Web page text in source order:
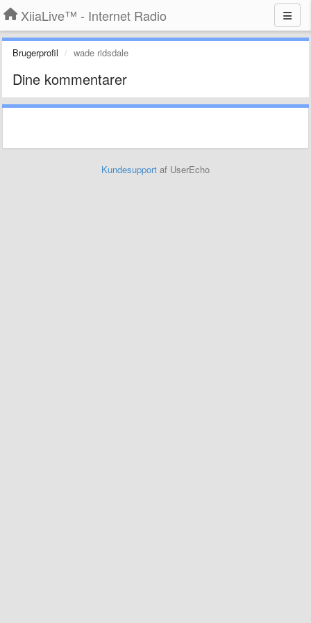
XiiaLive™ - Internet Radio
Brugerprofil wade ridsdale
Dine kommentarer
Kundesupport af UserEcho